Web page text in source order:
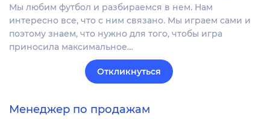
Мы любим футбол и разбираемся в нем. Нам
интересно все, что с ним связано. Мы играем сами и
поэтому знаем, что нужно для того, чтобы игра
приносила максимальное…
Откликнуться
Менеджер по продажам